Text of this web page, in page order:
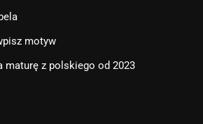
motyw
maturę z polskiego od 2023